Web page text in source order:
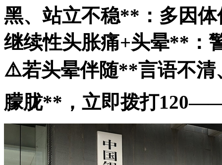
黑、站立不稳**：多因体
继续性头胀痛+头晕**：
⚠️若头晕伴随**言语不清
朦胧**，立即拨打